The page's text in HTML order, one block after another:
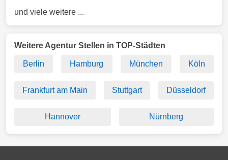
und viele weitere ...
Weitere Agentur Stellen in TOP-Städten
Berlin Hamburg München Köln
Frankfurt am Main Stuttgart Düsseldorf
Hannover Nürnberg